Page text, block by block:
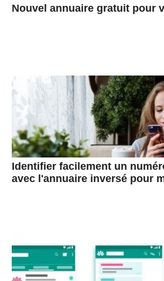
Nouvel annuaire gratuit pour
Identifier facilement un
avec l'annuaire inversé pour